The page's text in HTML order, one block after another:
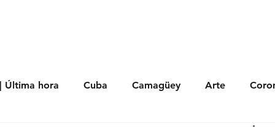
Última hora Cuba Camagüey Arte